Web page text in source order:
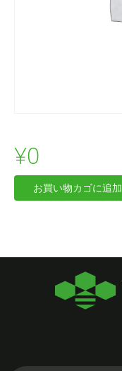
¥0
Resort
–
個
お買い物カゴに追加